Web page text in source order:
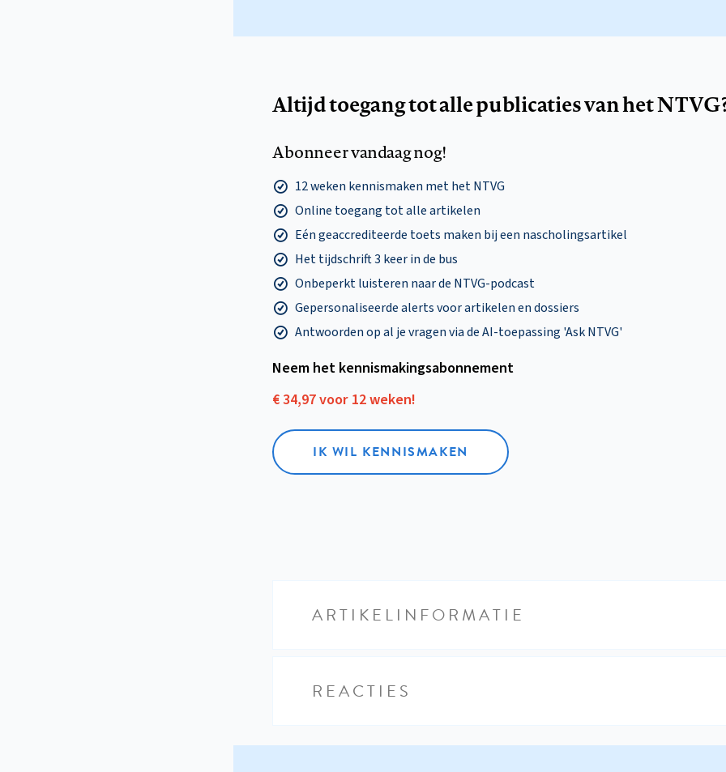
Altijd toegang tot alle publicaties van het
Abonneer vandaag nog!
12 weken kennismaken met het NTVG
Online toegang tot alle artikelen
Eén geaccrediteerde toets maken bij een nascholingsartikel
Het tijdschrift 3 keer in de bus
Onbeperkt luisteren naar de NTVG-podcast
Gepersonaliseerde alerts voor artikelen en dossiers
Antwoorden op al je vragen via de AI-toepassing 'Ask NTVG'
Neem het kennismakings­abonnement
€ 34,97 voor 12 weken!
IK WIL KENNISMAKEN
ARTIKELINFORMATIE
REACTIES